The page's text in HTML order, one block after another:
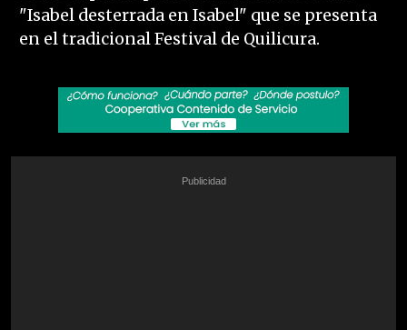
"Isabel desterrada en Isabel" que se presenta
en el tradicional Festival de Quilicura.